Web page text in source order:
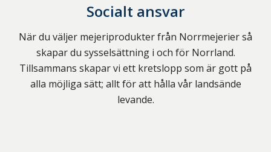
Socialt ansvar
När du väljer mejeriprodukter från Norrmejerier så
skapar du sysselsättning i och för Norrland.
Tillsammans skapar vi ett kretslopp som är gott på
alla möjliga sätt; allt för att hålla vår landsände
levande.